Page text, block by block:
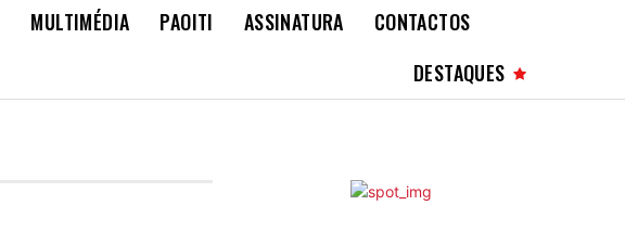
MULTIMÉDIA PAOITI ASSINATURA
CONTACTOS
DESTAQUES